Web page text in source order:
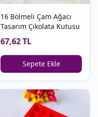
16 Bölmeli Çam Ağacı
Tasarım Çikolata Kutusu
67,62 TL
Sepete Ekle